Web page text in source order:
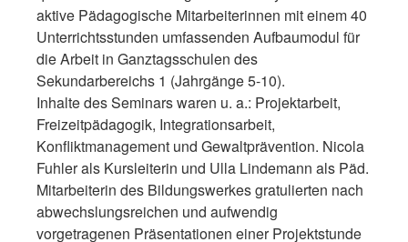
aktive Pädagogische Mitarbeiterinnen mit einem 40
Unterrichtsstunden umfassenden Aufbaumodul für
die Arbeit in Ganztagsschulen des
Sekundarbereichs 1 (Jahrgänge 5-10).
Inhalte des Seminars waren u. a.: Projektarbeit,
Freizeitpädagogik, Integrationsarbeit,
Konfliktmanagement und Gewaltprävention. Nicola
Fuhler als Kursleiterin und Ulla Lindemann als Päd.
Mitarbeiterin des Bildungswerkes gratulierten nach
abwechslungsreichen und aufwendig
vorgetragenen Präsentationen einer Projektstunde